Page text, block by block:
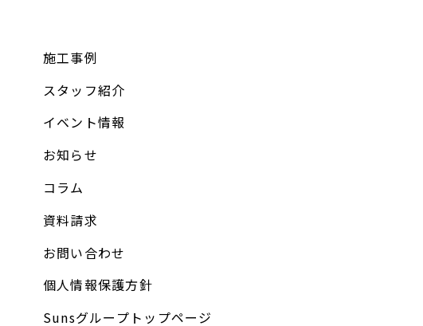
施工事例
スタッフ紹介
イベント情報
お知らせ
コラム
資料請求
お問い合わせ
個人情報保護方針
Sunsグループトップページ